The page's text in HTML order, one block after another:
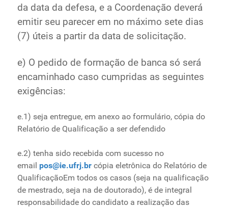
da data da defesa, e a Coordenação deverá
emitir seu parecer em no máximo sete dias
(7) úteis a partir da data de solicitação.
e) O pedido de formação de banca só será
encaminhado caso cumpridas as seguintes
exigências:
e.1) seja entregue, em anexo ao formulário, cópia do
Relatório de Qualificação a ser defendido
e.2) tenha sido recebida com sucesso no
email pos@ie.ufrj.brcópia eletrônica do Relatório de
QualificaçãoEm todos os casos (seja na qualificação
de mestrado, seja na de doutorado), é de integral
responsabilidade do candidato a realização das